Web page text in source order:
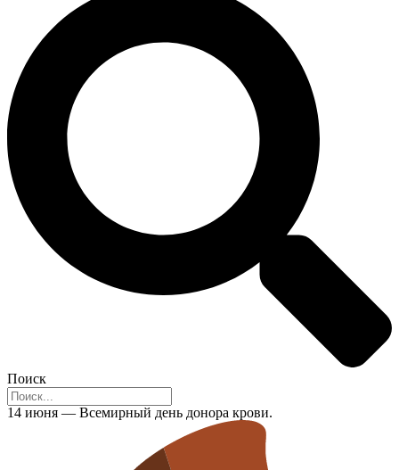
Поиск
14 июня — Всемирный день донора крови.